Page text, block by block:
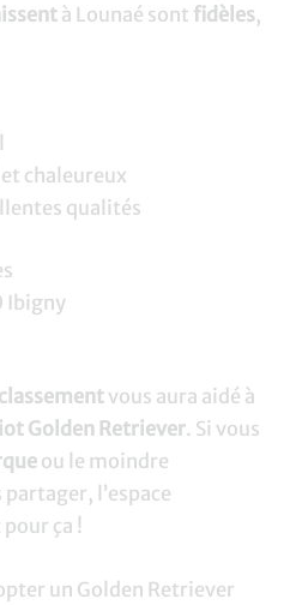
à Lounaé sont fidèles,
chaleureux
qualités
Ibigny
classement vous aura aidé à
Golden Retriever. Si vous
ou le moindre
partager, l’espace
ça !
un Golden Retriever